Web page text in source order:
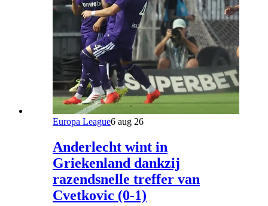
Europa League6 aug 26
Anderlecht wint in
Griekenland dankzij
razendsnelle treffer van
Cvetkovic (0-1)